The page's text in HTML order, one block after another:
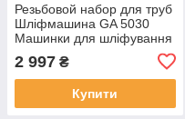
Резьбовой набор для труб
Шліфмашина GA 5030
Машинки для шліфування
з регулюванням обертів
720В Електрична
шліфувальна машинка
2 997 ₴
Купити